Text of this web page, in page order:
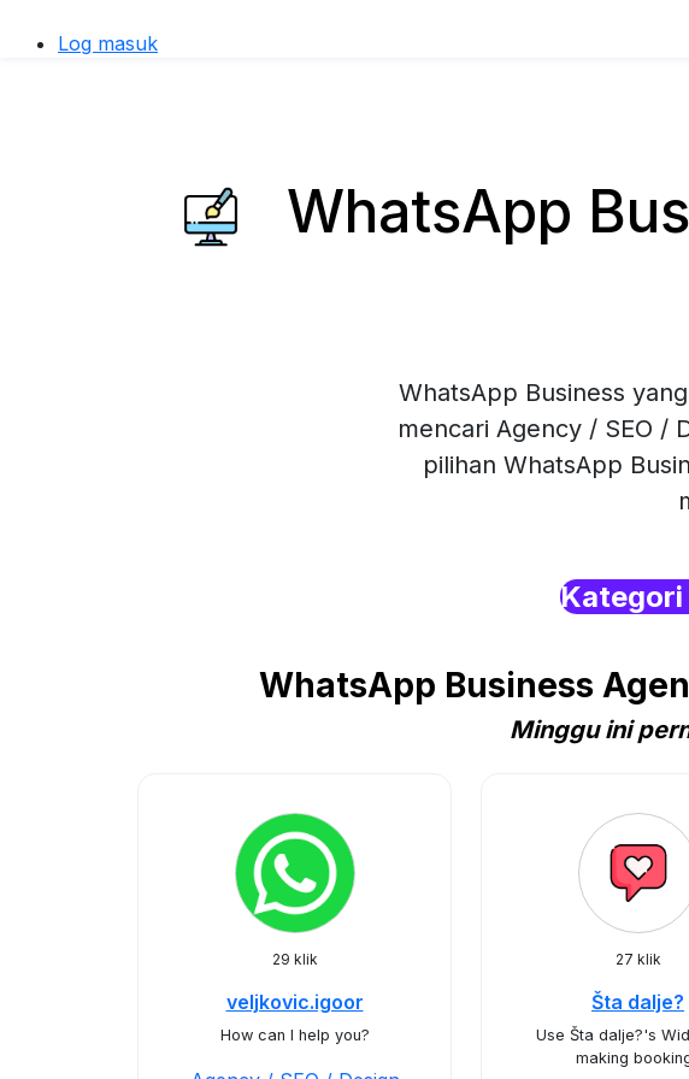
Log masuk
WhatsApp
WhatsApp Business
mencari Agency / SEO /
pilihan WhatsApp
WhatsApp Business
Minggu ini
29 klik
veljkovic.igoor
How can I help you?
27 klik
Šta dalje?
Use Šta dalje?'s
making